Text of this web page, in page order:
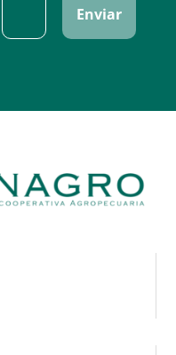
Enviar